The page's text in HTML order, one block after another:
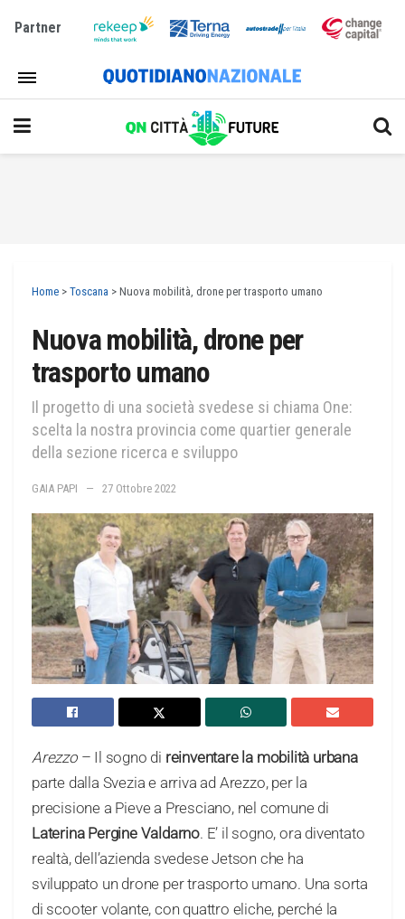
Partner
Home > Toscana > Nuova mobilità, drone per trasporto umano
Nuova mobilità, drone per
trasporto umano
Il progetto di una società svedese si chiama One:
scelta la nostra provincia come quartier generale
della sezione ricerca e sviluppo
GAIA PAPI 27 Ottobre 2022
Arezzo– Il sogno di reinventare la mobilità urbana
parte dalla Svezia e arriva ad Arezzo, per la
precisione a Pieve a Presciano, nel comune di
Laterina Pergine Valdarno. E’ il sogno, ora diventato
realtà, dell’azienda svedese Jetson che ha
sviluppato un drone per trasporto umano. Una sorta
di scooter volante, con quattro eliche, perché la